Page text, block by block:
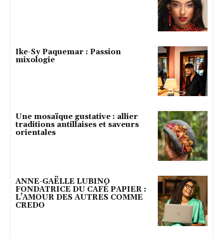
Ike-Sy Paquemar : Passion
mixologie
Une mosaïque gustative : allier
traditions antillaises et saveurs
orientales
ANNE-GAËLLE LUBINO
FONDATRICE DU CAFÉ PAPIER :
L’AMOUR DES AUTRES COMME
CREDO